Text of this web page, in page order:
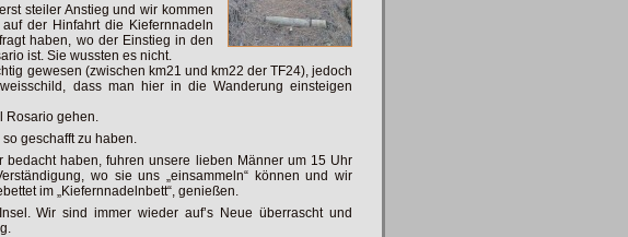
steiler Anstieg und wir kommen
der Hinfahrt die Kiefernnadeln
haben, wo der Einstieg in den
ist. Sie wussten es nicht.
gewesen (zwischen km21 und km22 der TF24), jedoch
dass man hier in die Wanderung einsteigen
gehen.
geschafft zu haben.
haben, fuhren unsere lieben Männer um 15 Uhr
wo sie uns „einsammeln“ können und wir
im „Kiefernnadelnbett“, genießen.
Wir sind immer wieder auf’s Neue überrascht und